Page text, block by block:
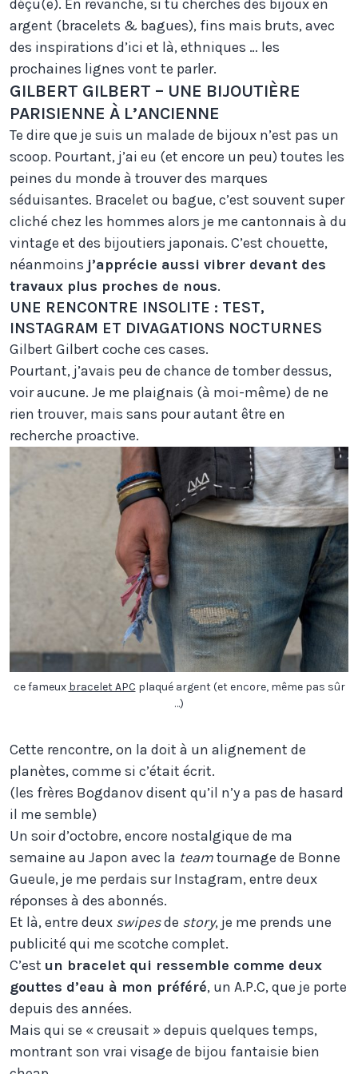
déçu(e). En revanche, si tu cherches des bijoux en
argent (bracelets & bagues), fins mais bruts, avec
des inspirations d’ici et là, ethniques … les
prochaines lignes vont te parler.
GILBERT GILBERT – UNE BIJOUTIÈRE
PARISIENNE À L’ANCIENNE
Te dire que je suis un malade de bijoux n’est pas un
scoop. Pourtant, j’ai eu (et encore un peu) toutes les
peines du monde à trouver des marques
séduisantes. Bracelet ou bague, c’est souvent super
cliché chez les hommes alors je me cantonnais à du
vintage et des bijoutiers japonais. C’est chouette,
néanmoins j’apprécie aussi vibrer devant des
travaux plus proches de nous.
UNE RENCONTRE INSOLITE : TEST,
INSTAGRAM ET DIVAGATIONS NOCTURNES
Gilbert Gilbert coche ces cases.
Pourtant, j’avais peu de chance de tomber dessus,
voir aucune. Je me plaignais (à moi-même) de ne
rien trouver, mais sans pour autant être en
recherche proactive.
ce fameux bracelet APC plaqué argent (et encore, même pas sûr
…)
Cette rencontre, on la doit à un alignement de
planètes, comme si c’était écrit.
(les frères Bogdanov disent qu’il n’y a pas de hasard
il me semble)
Un soir d’octobre, encore nostalgique de ma
semaine au Japon avec la teamtournage de Bonne
Gueule, je me perdais sur Instagram, entre deux
réponses à des abonnés.
Et là, entre deux swipesde story, je me prends une
publicité qui me scotche complet.
C’est un bracelet qui ressemble comme deux
gouttes d’eau à mon préféré, un A.P.C, que je porte
depuis des années.
Mais qui se « creusait » depuis quelques temps,
montrant son vrai visage de bijou fantaisie bien